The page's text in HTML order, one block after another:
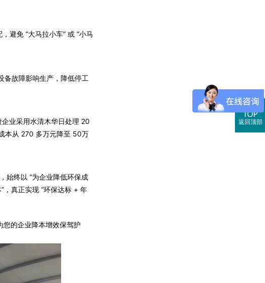
避免 “大马拉小车” 或 “小马
备故障影响生产，降低停工
业采用水清木华日处理 20
本从 270 多万元降至 50万
始终以 “为企业降低环保成
，真正实现 “环保达标 + 年
的企业降本增效保驾护
返回顶部